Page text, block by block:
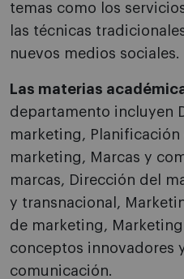
temas como los
las técnicas
nuevos medios sociales.
Las materias
departamento incluyen
marketing,
marketing, Marcas y
marcas, Dirección del
y transnacional,
de marketing,
conceptos innovadores
comunicación.